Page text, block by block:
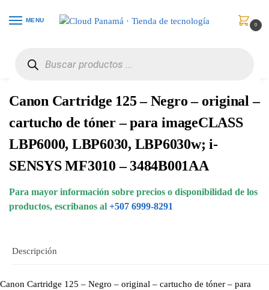
MENU
0
Canon Cartridge 125 – Negro – original –
cartucho de tóner – para imageCLASS
LBP6000, LBP6030, LBP6030w; i-
SENSYS MF3010 – 3484B001AA
Para mayor información sobre precios o disponibilidad de los
productos, escribanos al +507 6999-8291
Descripción
Canon Cartridge 125 – Negro – original – cartucho de tóner – para